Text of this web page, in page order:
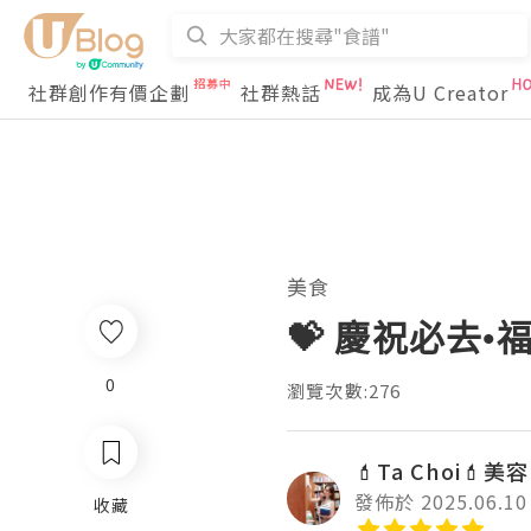
社群創作有價企劃 社群熱話 成為U Creator
0
收藏
美食
💝 慶祝必去•
瀏覽次數:276
💄Ta Choi💄美
發佈於 2025.06.10